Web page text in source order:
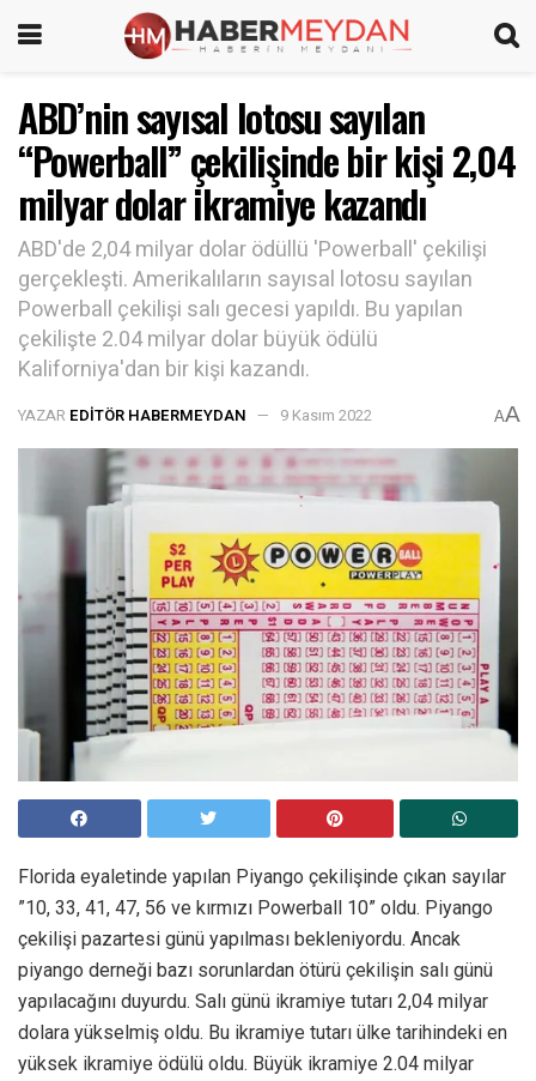
ABD’nin sayısal lotosu sayılan
“Powerball” çekilişinde bir kişi 2,04
milyar dolar ikramiye kazandı
ABD'de 2,04 milyar dolar ödüllü 'Powerball' çekilişi
gerçekleşti. Amerikalıların sayısal lotosu sayılan
Powerball çekilişi salı gecesi yapıldı. Bu yapılan
çekilişte 2.04 milyar dolar büyük ödülü
Kaliforniya'dan bir kişi kazandı.
YAZAR EDITÖR HABERMEYDAN 9 Kasım 2022 AA
Florida eyaletinde yapılan Piyango çekilişinde çıkan sayılar
”10, 33, 41, 47, 56 ve kırmızı Powerball 10” oldu. Piyango
çekilişi pazartesi günü yapılması bekleniyordu. Ancak
piyango derneği bazı sorunlardan ötürü çekilişin salı günü
yapılacağını duyurdu. Salı günü ikramiye tutarı 2,04 milyar
dolara yükselmiş oldu. Bu ikramiye tutarı ülke tarihindeki en
yüksek ikramiye ödülü oldu. Büyük ikramiye 2.04 milyar